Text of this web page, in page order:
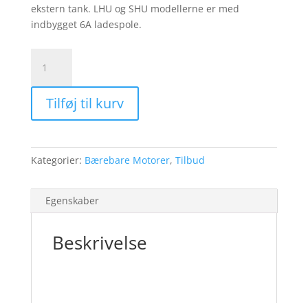
ekstern tank. LHU og SHU modellerne er med
indbygget 6A ladespole.
LHNU
antal
Tilføj til kurv
Kategorier: Bærebare Motorer, Tilbud
Egenskaber
Beskrivelse